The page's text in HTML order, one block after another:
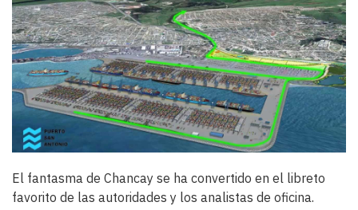
El fantasma de Chancay se ha convertido en el libreto
favorito de las autoridades y los analistas de oficina.